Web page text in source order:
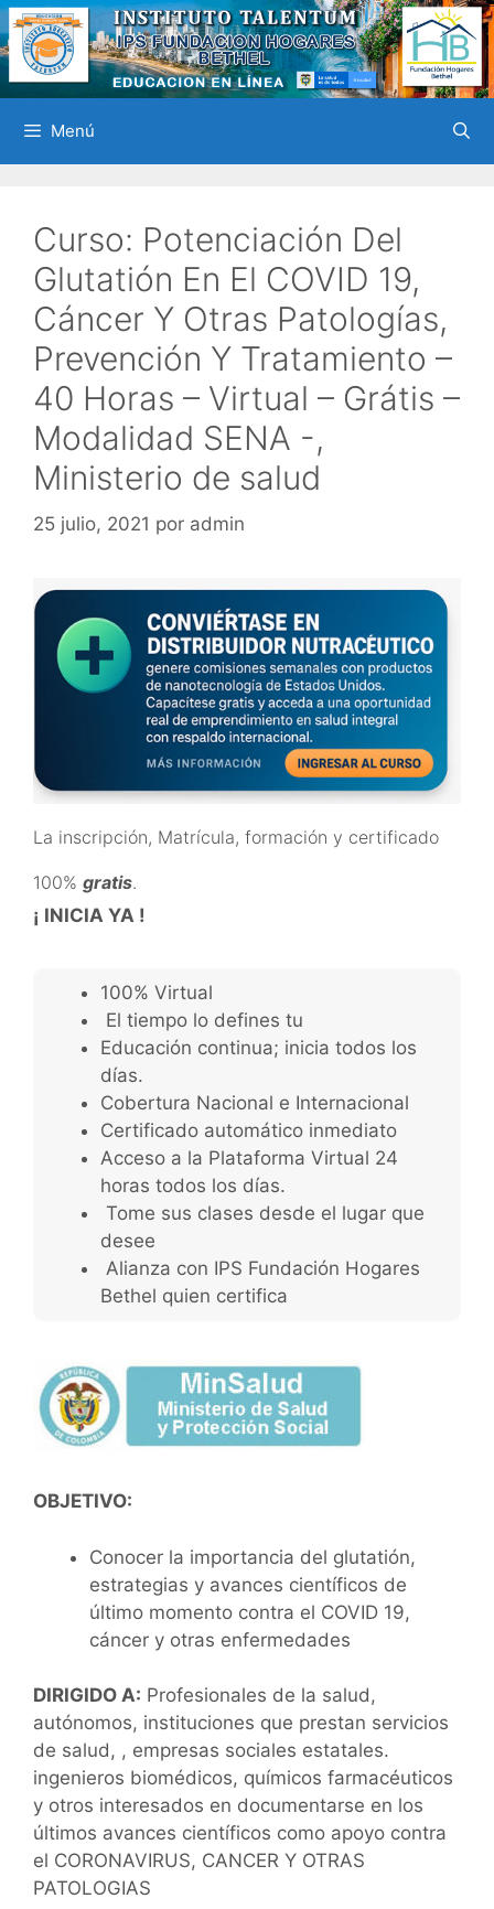
Saltar
al
contenido
Menú
Curso: Potenciación Del
Glutatión En El COVID 19,
Cáncer Y Otras Patologías,
Prevención Y Tratamiento –
40 Horas – Virtual – Grátis –
Modalidad SENA -,
Ministerio de salud
25 julio, 2021 por admin
La inscripción, Matrícula, formación y certificado
100% gratis.
¡ INICIA YA !
100% Virtual
El tiempo lo defines tu
Educación continua; inicia todos los
días.
Cobertura Nacional e Internacional
Certificado automático inmediato
Acceso a la Plataforma Virtual 24
horas todos los días.
Tome sus clases desde el lugar que
desee
Alianza con IPS Fundación Hogares
Bethel quien certifica
OBJETIVO:
Conocer la importancia del glutatión,
estrategias y avances científicos de
último momento contra el COVID 19,
cáncer y otras enfermedades
DIRIGIDO A: Profesionales de la salud,
autónomos, instituciones que prestan servicios
de salud, , empresas sociales estatales.
ingenieros biomédicos, químicos farmacéuticos
y otros interesados en documentarse en los
últimos avances científicos como apoyo contra
el CORONAVIRUS, CANCER Y OTRAS
PATOLOGIAS